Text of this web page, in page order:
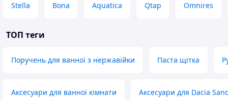
Stella Bona Aquatica Qtap Omnires
ТОП теги
Поручень для ванної з нержавійки Паста щітка
Аксесуари для ванної кімнати Аксесуари для Dacia